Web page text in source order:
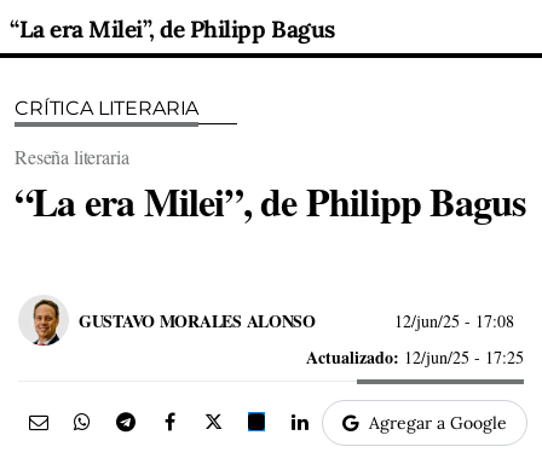
“La era Milei”, de Philipp Bagus
CRÍTICA LITERARIA
Reseña literaria
“La era Milei”, de Philipp Bagus
GUSTAVO MORALES ALONSO 12/jun/25 - 17:08
Actualizado: 12/jun/25 - 17:25
Agregar a Google